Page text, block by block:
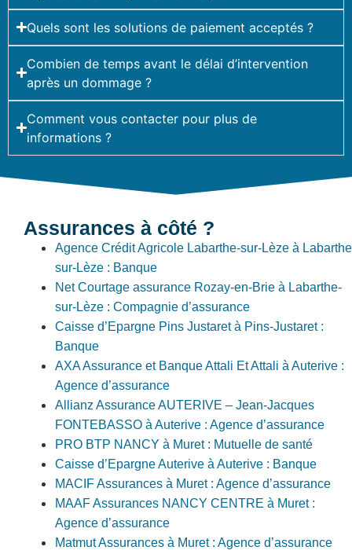
Quels sont les solutions de paiement acceptés ?
Combien de temps avant le délai d’intervention
après un dommage ?
Comment vous contacter pour plus de
informations ?
Assurances à côté ?
Agence Crédit Agricole Labarthe-sur-Lèze à
sur-Lèze : Banque
Net Courtage assurance Rozay-en-Brie à Labarthe-
sur-Lèze : Compagnie d’assurance
Caisse d’Epargne Pins Justaret à Pins-Justaret :
Banque
AXA Assurance et Banque Attali Et Attali à Auterive :
Agence d’assurance
Allianz Assurance AUTERIVE – Jean-Jacques
FONTEBASSO à Auterive : Agence d’assurance
PRO BTP NANCY à Muret : Mutuelle de santé
Caisse d’Epargne Auterive à Auterive : Banque
MACIF Assurances à Muret : Agence d’assurance
MAAF Assurances NANCY CENTRE à Muret :
Agence d’assurance
Matmut Assurances à Muret : Agence d’assurance